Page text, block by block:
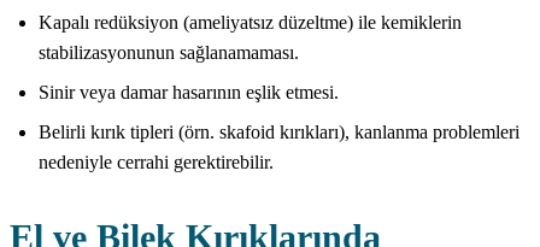
Kapalı redüksiyon (ameliyatsız düzeltme) ile kemiklerin
stabilizasyonunun sağlanamaması.
Sinir veya damar hasarının eşlik etmesi.
Belirli kırık tipleri (örn. skafoid kırıkları), kanlanma problemleri
nedeniyle cerrahi gerektirebilir.
El ve Bilek Kırıklarında